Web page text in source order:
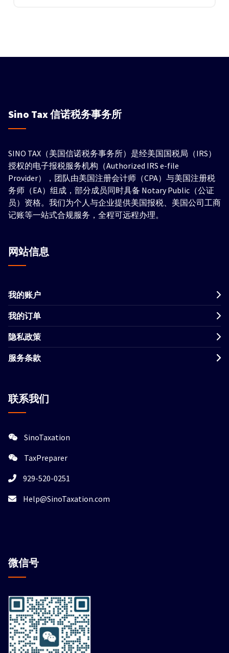
Sino Tax信诺税务事务所
SINO TAX（美国信诺税务事务所）是经美国国税局（IRS）
授权的电子报税服务机构（Authorized IRS e-file
Provider），团队由美国注册会计师（CPA）与美国注册税
务师（EA）组成，部分成员同时具备 Notary Public（公证
员）资格。我们为个人与企业提供美国报税、美国公司工商
记账等一站式合规服务，全程可远程办理。
网站信息
我的账户
我的订单
隐私政策
服务条款
联系我们
SinoTaxation
TaxPreparer
929-520-0251
Help@SinoTaxation.com
微信号